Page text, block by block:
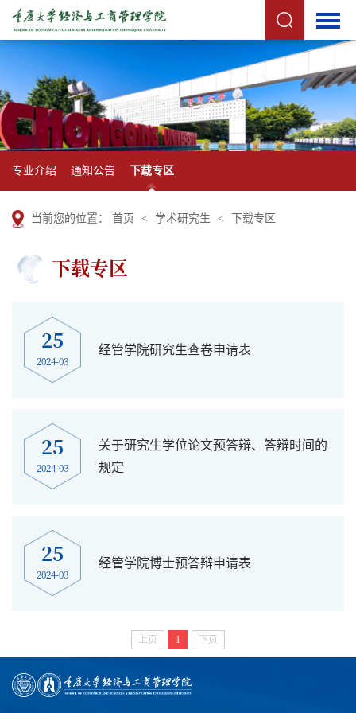
专业介绍 通知公告 下载专区
当前您的位置： 首页 < 学术研究生 < 下载专区
下载专区
25
2024-03
经管学院研究生查卷申请表
25
2024-03
关于研究生学位论文预答辩、答辩时间的
规定
25
2024-03
经管学院博士预答辩申请表
上页 1 下页